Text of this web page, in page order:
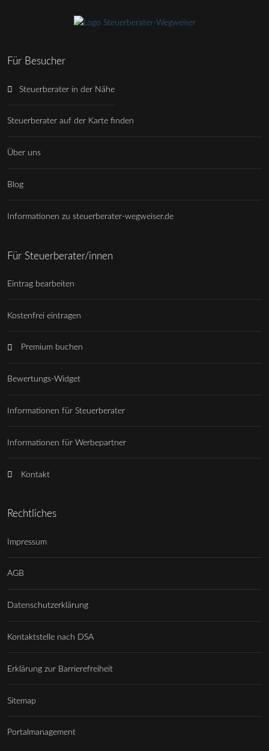
Für Besucher
Steuerberater in der Nähe
Steuerberater auf der Karte finden
Über uns
Blog
Informationen zu steuerberater-wegweiser.de
Für Steuerberater/innen
Eintrag bearbeiten
Kostenfrei eintragen
Premium buchen
Bewertungs-Widget
Informationen für Steuerberater
Informationen für Werbepartner
Kontakt
Rechtliches
Impressum
AGB
Datenschutzerklärung
Kontaktstelle nach DSA
Erklärung zur Barrierefreiheit
Sitemap
Portalmanagement